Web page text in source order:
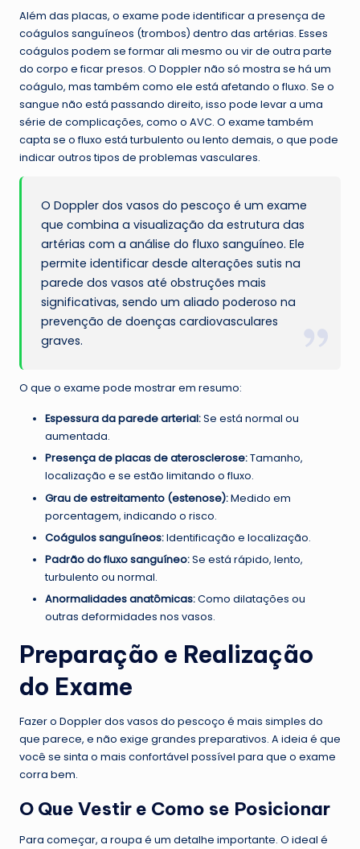
Além das placas, o exame pode identificar a presença de
coágulos sanguíneos (trombos) dentro das artérias. Esses
coágulos podem se formar ali mesmo ou vir de outra parte
do corpo e ficar presos. O Doppler não só mostra se há um
coágulo, mas também como ele está afetando o fluxo. Se o
sangue não está passando direito, isso pode levar a uma
série de complicações, como o AVC. O exame também
capta se o fluxo está turbulento ou lento demais, o que pode
indicar outros tipos de problemas vasculares.
O Doppler dos vasos do pescoço é um exame
que combina a visualização da estrutura das
artérias com a análise do fluxo sanguíneo. Ele
permite identificar desde alterações sutis na
parede dos vasos até obstruções mais
significativas, sendo um aliado poderoso na
prevenção de doenças cardiovasculares
graves.
O que o exame pode mostrar em resumo:
Espessura da parede arterial:Se está normal ou
aumentada.
Presença de placas de aterosclerose:Tamanho,
localização e se estão limitando o fluxo.
Grau de estreitamento (estenose):Medido em
porcentagem, indicando o risco.
Coágulos sanguíneos:Identificação e localização.
Padrão do fluxo sanguíneo:Se está rápido, lento,
turbulento ou normal.
Anormalidades anatômicas:Como dilatações ou
outras deformidades nos vasos.
Preparação e Realização
do Exame
Fazer o Doppler dos vasos do pescoço é mais simples do
que parece, e não exige grandes preparativos. A ideia é que
você se sinta o mais confortável possível para que o exame
corra bem.
O Que Vestir e Como se Posicionar
Para começar, a roupa é um detalhe importante. O ideal é